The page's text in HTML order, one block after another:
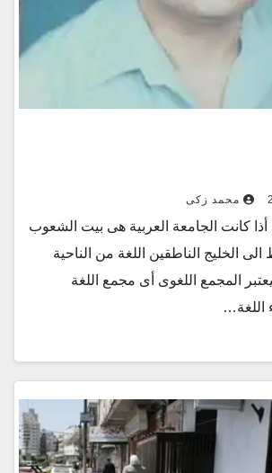
محمد زكى
كانت الجامعة العربية هى بيت الشعوب
الى الخليج الناطقين اللغة من الناحية
المجمع اللغوى أى مجمع اللغة
اللغة…